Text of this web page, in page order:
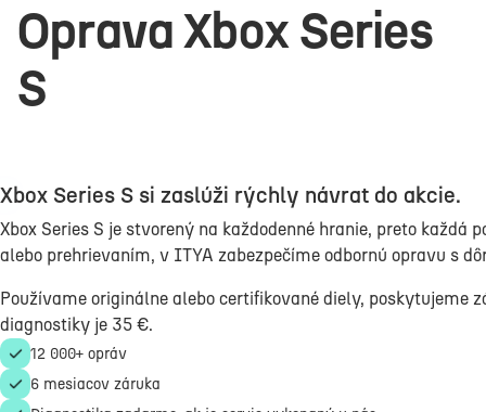
Oprava Xbox Series
S
Xbox Series S si zaslúži rýchly návrat do akcie.
Xbox Series S je stvorený na každodenné hranie, preto
alebo prehrievaním, v ITYA zabezpečíme odbornú opravu s
Používame originálne alebo certifikované diely, poskytujeme
diagnostiky je 35 €.
12 000+ opráv
6 mesiacov záruka
Otvoriť obrázok na celú obrazovku